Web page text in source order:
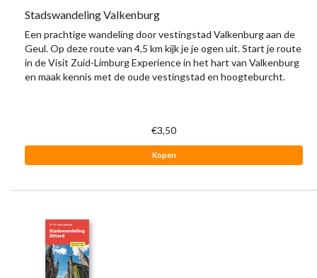
Stadswandeling Valkenburg
Een prachtige wandeling door vestingstad Valkenburg aan de
Geul. Op deze route van 4,5 km kijk je je ogen uit. Start je route
in de Visit Zuid-Limburg Experience in het hart van Valkenburg
en maak kennis met de oude vestingstad en hoogteburcht.
€3,50
Kopen